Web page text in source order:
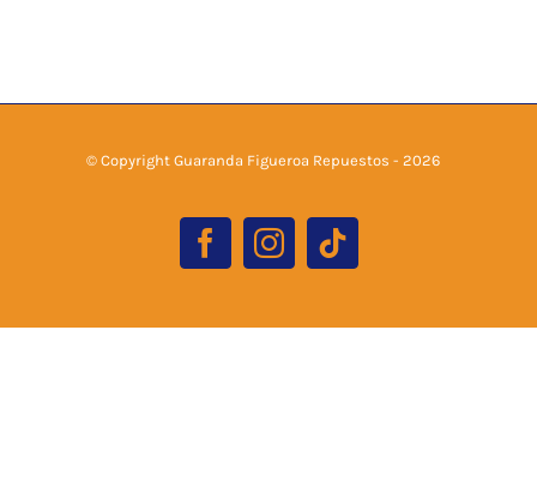
© Copyright Guaranda Figueroa Repuestos - 2026
Facebook
Instagram
Tiktok